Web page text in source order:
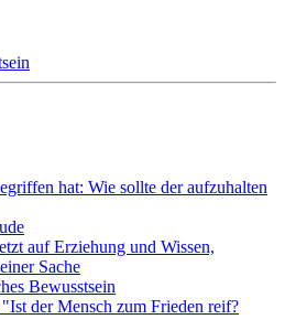
hat: Wie sollte der aufzuhalten
auf Erziehung und Wissen,
Sache
Bewusstsein
der Mensch zum Frieden reif?